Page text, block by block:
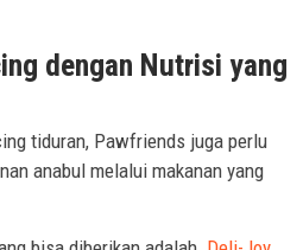
dengan Nutrisi yang
tiduran, Pawfriends juga perlu
anabul melalui makanan yang